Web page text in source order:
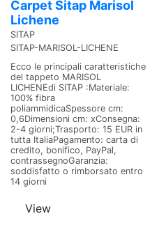
Carpet Sitap Marisol
Lichene
SITAP
SITAP-MARISOL-LICHENE
Ecco le principali caratteristiche
del tappeto MARISOL
LICHENEdi SITAP :Materiale:
100% fibra
poliammidicaSpessore cm:
0,6Dimensioni cm: xConsegna:
2-4 giorni;Trasporto: 15 EUR in
tutta ItaliaPagamento: carta di
credito, bonifico, PayPal,
contrassegnoGaranzia:
soddisfatto o rimborsato entro
14 giorni
View